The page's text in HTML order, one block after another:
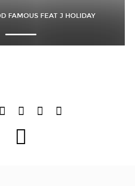
FAMOUS FEAT J HOLIDAY